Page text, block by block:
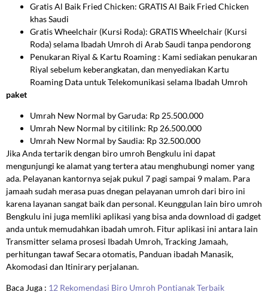
Gratis Al Baik Fried Chicken: GRATIS Al Baik Fried Chicken
khas Saudi
Gratis Wheelchair (Kursi Roda): GRATIS Wheelchair (Kursi
Roda) selama Ibadah Umroh di Arab Saudi tanpa pendorong
Penukaran Riyal & Kartu Roaming : Kami sediakan penukaran
Riyal sebelum keberangkatan, dan menyediakan Kartu
Roaming Data untuk Telekomunikasi selama Ibadah Umroh
paket
Umrah New Normal by Garuda: Rp 25.500.000
Umrah New Normal by citilink: Rp 26.500.000
Umrah New Normal by Saudia: Rp 32.500.000
Jika Anda tertarik dengan biro umroh Bengkulu ini dapat
mengunjungi ke alamat yang tertera atau menghubungi nomer yang
ada. Pelayanan kantornya sejak pukul 7 pagi sampai 9 malam. Para
jamaah sudah merasa puas dnegan pelayanan umroh dari biro ini
karena layanan sangat baik dan personal. Keunggulan lain biro umroh
Bengkulu ini juga memliki aplikasi yang bisa anda download di gadget
anda untuk memudahkan ibadah umroh. Fitur aplikasi ini antara lain
Transmitter selama prosesi Ibadah Umroh, Tracking Jamaah,
perhitungan tawaf Secara otomatis, Panduan ibadah Manasik,
Akomodasi dan Itinirary perjalanan.
Baca Juga : 12 Rekomendasi Biro Umroh Pontianak Terbaik